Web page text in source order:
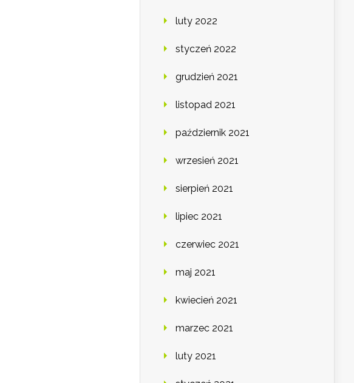
luty 2022
styczeń 2022
grudzień 2021
listopad 2021
październik 2021
wrzesień 2021
sierpień 2021
lipiec 2021
czerwiec 2021
maj 2021
kwiecień 2021
marzec 2021
luty 2021